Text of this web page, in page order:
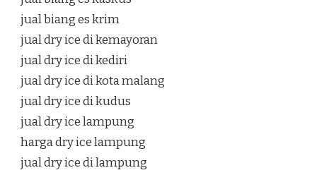
jual biang es krim
jual dry ice di kemayoran
jual dry ice di kediri
jual dry ice di kota malang
jual dry ice di kudus
jual dry ice lampung
harga dry ice lampung
jual dry ice di lampung